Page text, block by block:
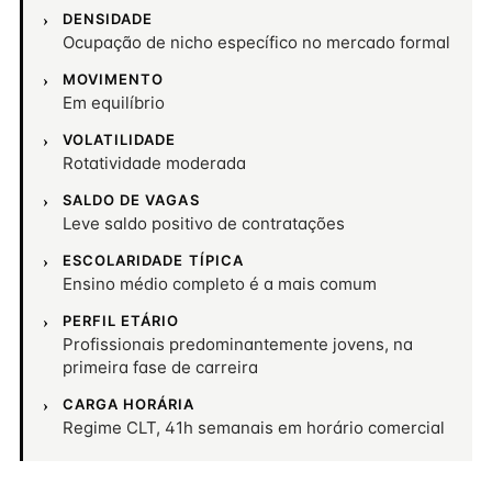
DENSIDADE
Ocupação de nicho específico no mercado formal
MOVIMENTO
Em equilíbrio
VOLATILIDADE
Rotatividade moderada
SALDO DE VAGAS
Leve saldo positivo de contratações
ESCOLARIDADE TÍPICA
Ensino médio completo é a mais comum
PERFIL ETÁRIO
Profissionais predominantemente jovens, na
primeira fase de carreira
CARGA HORÁRIA
Regime CLT, 41h semanais em horário comercial